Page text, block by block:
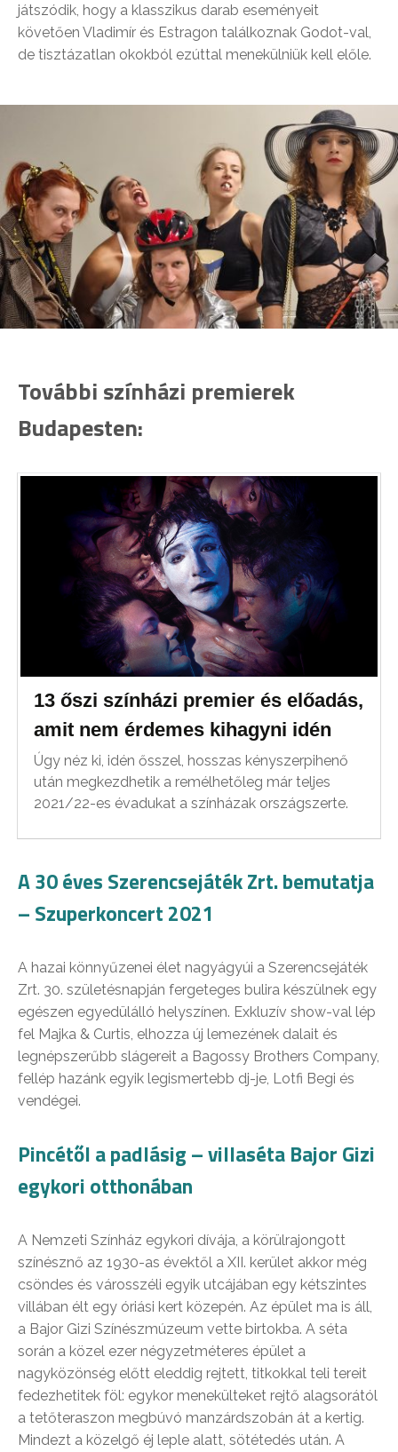
játszódik, hogy a klasszikus darab eseményeit
követően Vladimír és Estragon találkoznak Godot-val,
de tisztázatlan okokból ezúttal menekülniük kell előle.
További színházi premierek
Budapesten:
13 őszi színházi premier és előadás,
amit nem érdemes kihagyni idén
Úgy néz ki, idén ősszel, hosszas kényszerpihenő
után megkezdhetik a remélhetőleg már teljes
2021/22-es évadukat a színházak országszerte.
A 30 éves Szerencsejáték Zrt. bemutatja
– Szuperkoncert 2021
A hazai könnyűzenei élet nagyágyúi a Szerencsejáték
Zrt. 30. születésnapján fergeteges bulira készülnek egy
egészen egyedülálló helyszínen. Exkluzív show-val lép
fel Majka & Curtis, elhozza új lemezének dalait és
legnépszerűbb slágereit a Bagossy Brothers Company,
fellép hazánk egyik legismertebb dj-je, Lotfi Begi és
vendégei.
Pincétől a padlásig – villaséta Bajor Gizi
egykori otthonában
A Nemzeti Színház egykori dívája, a körülrajongott
színésznő az 1930-as évektől a XII. kerület akkor még
csöndes és városszéli egyik utcájában egy kétszintes
villában élt egy óriási kert közepén. Az épület ma is áll,
a Bajor Gizi Színészmúzeum vette birtokba. A séta
során a közel ezer négyzetméteres épület a
nagyközönség előtt eleddig rejtett, titkokkal teli tereit
fedezhetitek föl: egykor menekülteket rejtő alagsorától
a tetőteraszon megbúvó manzárdszobán át a kertig.
Mindezt a közelgő éj leple alatt, sötétedés után. A